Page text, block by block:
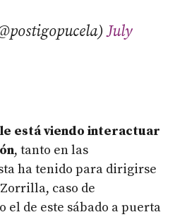
July
está viendo interactuar
, tanto en las
ha tenido para dirigirse
caso de
el de este sábado a puerta